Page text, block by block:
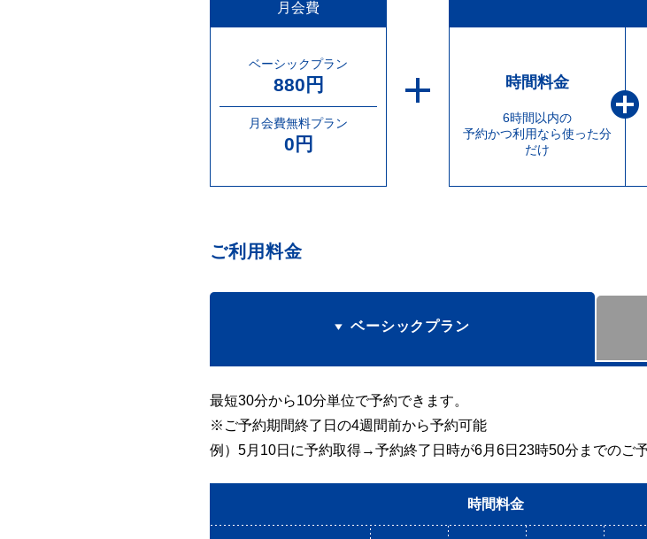
月会費
ベーシックプラン
880円
月会費無料プラン
0円
時間料金
6時間以内の
予約かつ利用なら使った分
だけ
ご利用料金
ベーシックプラン
最短30分から10分単位で予約できます。
※ご予約期間終了日の4週間前から予約可能
例）5月10日に予約取得→予約終了日時が6月6日23時50分までのご
時間料金